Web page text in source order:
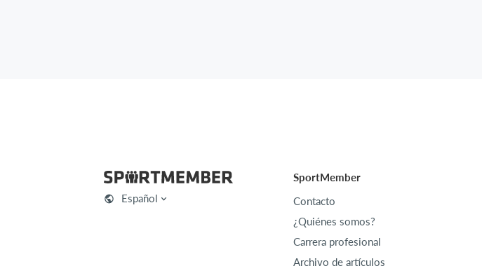
Español
SportMember
Contacto
¿Quiénes somos?
Carrera profesional
Archivo de artículos